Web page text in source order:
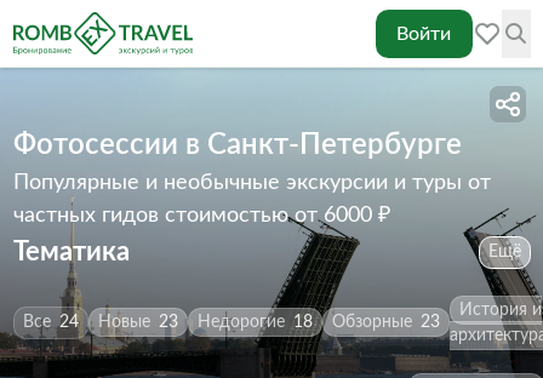
Войти
Фотосессии в Санкт-Петербурге
Популярные и необычные экскурсии и туры от
частных гидов стоимостью от 6000 ₽
Тематика Ещё
Все 24 Новые 23 Недорогие 18 Обзорные 23
История и